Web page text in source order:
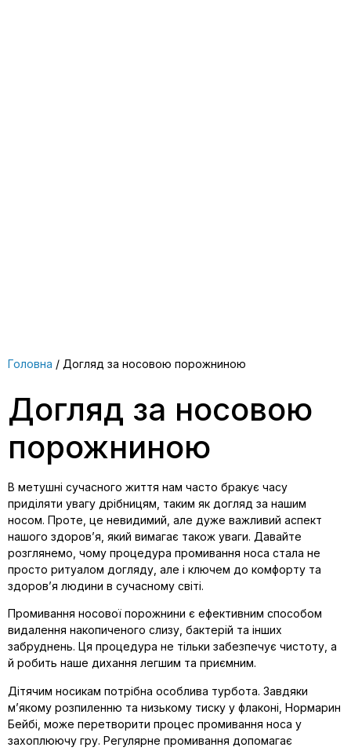
Головна / Догляд за носовою порожниною
Догляд за носовою
порожниною
В метушні сучасного життя нам часто бракує часу
приділяти увагу дрібницям, таким як догляд за нашим
носом. Проте, це невидимий, але дуже важливий аспект
нашого здоров’я, який вимагає також уваги. Давайте
розглянемо, чому процедура промивання носа стала не
просто ритуалом догляду, але і ключем до комфорту та
здоров’я людини в сучасному світі.
Промивання носової порожнини є ефективним способом
видалення накопиченого слизу, бактерій та інших
забруднень. Ця процедура не тільки забезпечує чистоту, а
й робить наше дихання легшим та приємним.
Дітячим носикам потрібна особлива турбота. Завдяки
м’якому розпиленню та низькому тиску у флаконі, Нормарин
Бейбі, може перетворити процес промивання носа у
захоплюючу гру. Регулярне промивання допомагає